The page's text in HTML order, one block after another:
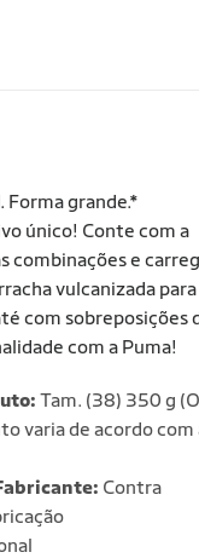
Forma grande.*
único! Conte com a
combinações e
vulcanizada para
com sobreposições
com a Puma!
Tam. (38) 350 g (O
varia de acordo com
Contra